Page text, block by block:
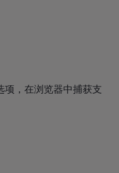
项，在浏览器中捕获支